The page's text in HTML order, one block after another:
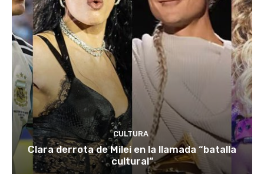
CULTURA
Clara derrota de Milei en la llamada “batalla
cultural”